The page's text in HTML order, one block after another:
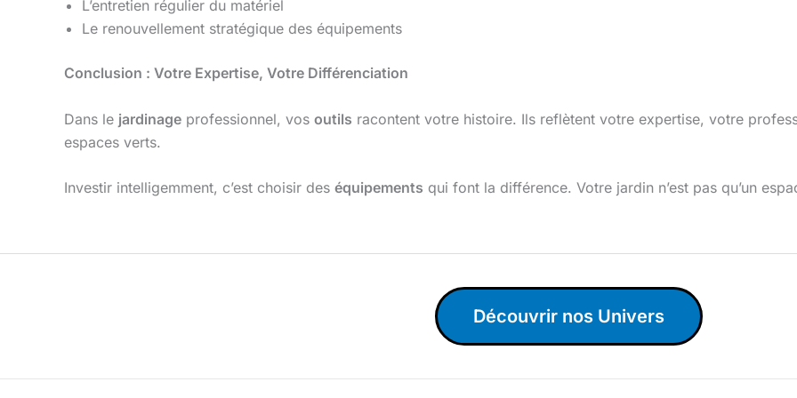
L’entretien régulier du matériel
Le renouvellement stratégique des équipements
Conclusion : Votre Expertise, Votre Différenciation
Dans le jardinage professionnel, vos outils racontent votre histoire. Ils reflètent votre expertise, votre
espaces verts.
Investir intelligemment, c’est choisir des équipements qui font la différence. Votre jardin n’est pas qu’un
Découvrir nos Univers